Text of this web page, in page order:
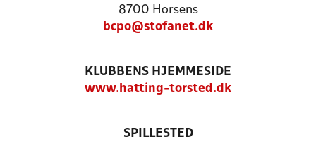
8700 Horsens
bcpo@stofanet.dk
KLUBBENS HJEMMESIDE
www.hatting-torsted.dk
SPILLESTED